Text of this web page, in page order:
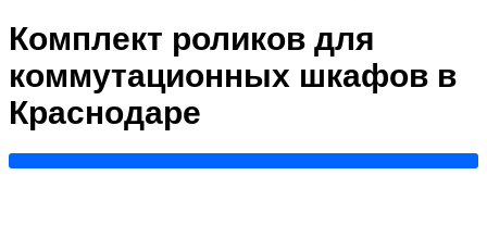
Комплект роликов для
коммутационных шкафов в
Краснодаре